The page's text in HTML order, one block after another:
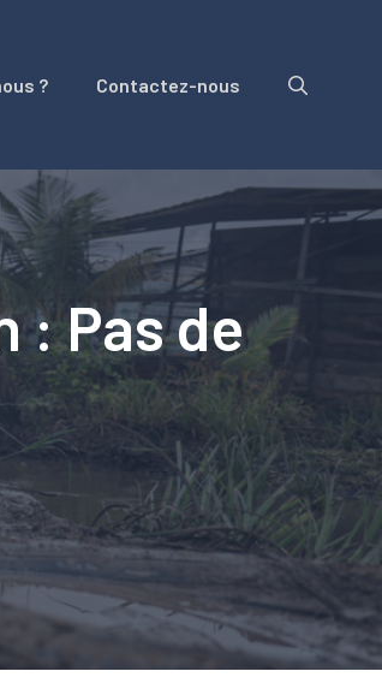
? Contactez-nous
: Pas de